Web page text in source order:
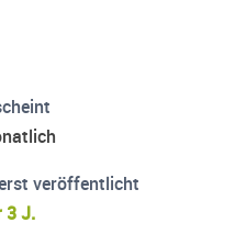
veröffentlicht
3 J.